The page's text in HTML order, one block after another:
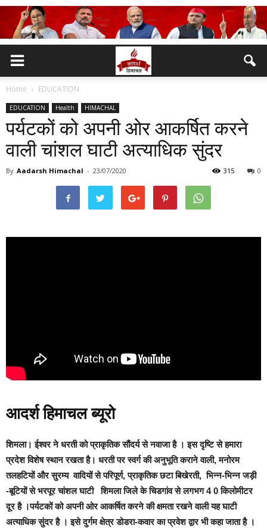
Home EDUCATION
EDUCATION Health HIMACHAL
पर्यटकों को अपनी ओर आकर्षित करने
वाली चांशल घाटी अत्याधिक सुंदर
By Aadarsh Himachal - 23/07/2020 0
315
आदर्श हिमाचल ब्यूरो
शिमला।ईश्वर ने धरती को प्राकृतिक सौंदर्य से नवाजा है । इस दृष्टि से हमारा
प्रदेश विशेष स्थान रखता है। धरती पर स्वर्ग की अनुभूति कराने वाली, मनोरम
तलहटियों और सुरम्य वादियों से परिपूर्ण, प्राकृतिक छटा बिखेरती, भिन्न-भिन्न जड़ी
-बूटियों से भरपूर चांशल घाटी शिमला जिले के चिडगांव से लगभग 4 0 किलोमीटर
दूर है ।पर्यटकों को अपनी ओर आकर्षित करने की क्षमता रखने वाली यह घाटी
अत्याधिक सुंदर है । इसे दुर्गम क्षेत्र डोडरा-कवार‌ का प्रवेश द्वार भी कहा जाता है ।